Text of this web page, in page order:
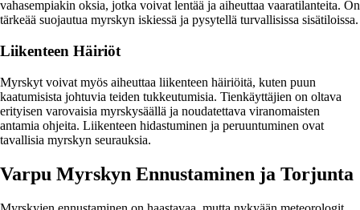
vahasempiakin oksia, jotka voivat lentää ja aiheuttaa vaaratilanteita. On
tärkeää suojautua myrskyn iskiessä ja pysytellä turvallisissa sisätiloissa.
Liikenteen Häiriöt
Myrskyt voivat myös aiheuttaa liikenteen häiriöitä, kuten puun
kaatumisista johtuvia teiden tukkeutumisia. Tienkäyttäjien on oltava
erityisen varovaisia myrskysäällä ja noudatettava viranomaisten
antamia ohjeita. Liikenteen hidastuminen ja peruuntuminen ovat
tavallisia myrskyn seurauksia.
Varpu Myrskyn Ennustaminen ja Torjunta